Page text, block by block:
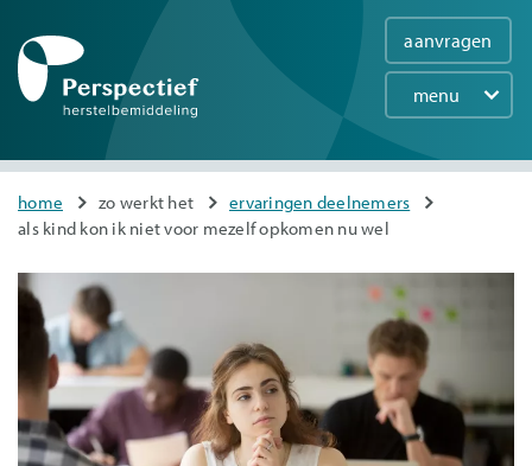
en
naar
inhoud
navigation
menu
aanvragen
You
are
here
home zo werkt het
ervaringen deelnemers
als kind kon ik niet voor mezelf opkomen nu wel